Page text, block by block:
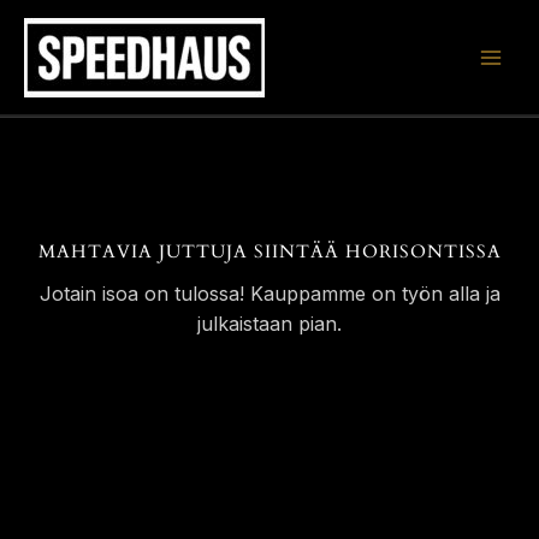
Siirry
sisältöön
MAHTAVIA JUTTUJA SIINTÄÄ HORISONTISSA
Jotain isoa on tulossa! Kauppamme on työn alla ja
julkaistaan pian.